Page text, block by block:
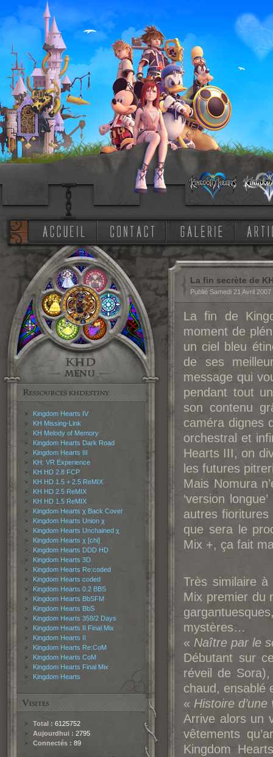
Kingdom Hearts IV
KH Missing-Link
KH Melody of Memory
Kingdom Hearts Dark Road
Kingdom Hearts III
KH: VR Experience
KH HD 2.8 FCP
KH HD 1.5 + 2.5 ReMIX
KH HD 2.5 ReMIX
KH HD 1.5 ReMIX
Kingdom Hearts χ Back Cover
Kingdom Hearts Union χ
Kingdom Hearts Unchained χ
Kingdom Hearts χ [chi]
Kingdom Hearts DDD HD
Kingdom Hearts 3D
Kingdom Hearts Re:coded
Kingdom Hearts coded
Kingdom Hearts 0.2 BBS
Kingdom Hearts BbSFM
Kingdom Hearts BbS
Kingdom Hearts 358/2 Days
Kingdom Hearts II Final Mix
Kingdom Hearts II
Kingdom Hearts Re:CoM
Kingdom Hearts CoM
Kingdom Hearts Final Mix
Kingdom Hearts
Total : 6125752
Aujourdhui : 2795
Connectés : 89
La fin secrète de
Publié Samedi 21 Avril
La fin de
moment de
un ciel bleu
de ses
message qui
pendant tout
son contenu
caméra dignes
orchestral et
Hearts III, on
les futures
Mais Nomura
‘version
autres
que sera le
Mix +, ça fait
Très similaire à
Mix premier du
mystères…
« Naître par le
Débutant sur
réveil de
chaud, ensablé
« Histoire
Arrive alors un
vêtements
Kingdom